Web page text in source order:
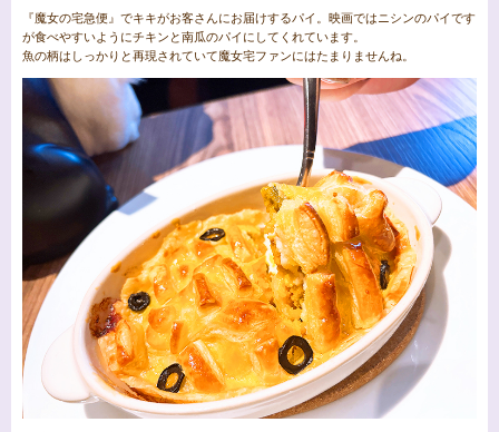
『魔女の宅急便』でキキがお客さんにお届けするパイ。映画ではニシンのパイです
が食べやすいようにチキンと南瓜のパイにしてくれています。
魚の柄はしっかりと再現されていて魔女宅ファンにはたまりませんね。